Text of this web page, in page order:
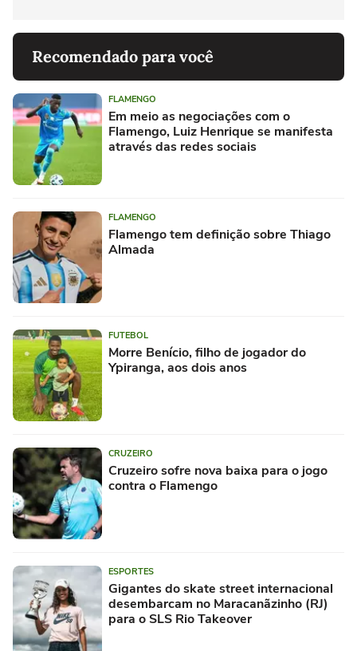
Recomendado para você
FLAMENGO
Em meio as negociações com o
Flamengo, Luiz Henrique se manifesta
através das redes sociais
FLAMENGO
Flamengo tem definição sobre Thiago
Almada
FUTEBOL
Morre Benício, filho de jogador do
Ypiranga, aos dois anos
CRUZEIRO
Cruzeiro sofre nova baixa para o jogo
contra o Flamengo
ESPORTES
Gigantes do skate street internacional
desembarcam no Maracanãzinho (RJ)
para o SLS Rio Takeover